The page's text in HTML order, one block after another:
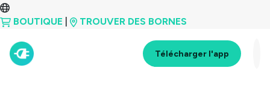
BOUTIQUE TROUVER DES BORNES
Télécharger l'app